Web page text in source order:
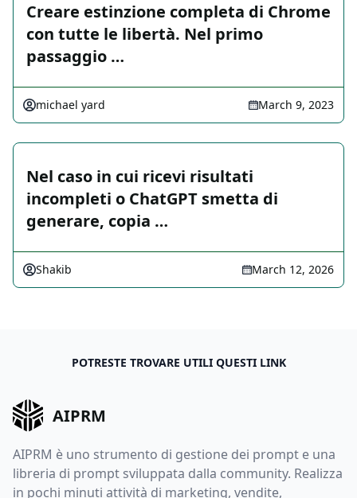
Creare estinzione completa di Chrome
con tutte le libertà. Nel primo
passaggio …
michael yard March 9, 2023
Nel caso in cui ricevi risultati
incompleti o ChatGPT smetta di
generare, copia …
Shakib March 12, 2026
POTRESTE TROVARE UTILI QUESTI LINK
AIPRM
AIPRM è uno strumento di gestione dei prompt e una
libreria di prompt sviluppata dalla community. Realizza
in pochi minuti attività di marketing, vendite,